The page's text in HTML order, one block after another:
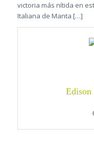
victoria más nítida en
Italiana de Manta […]
Edison